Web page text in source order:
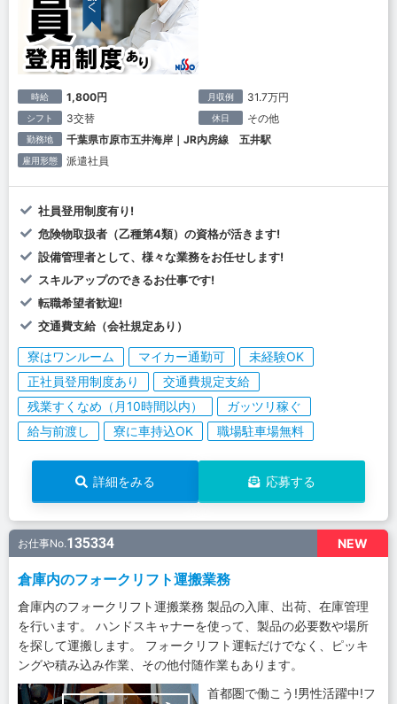
時給 1,800円 月収例 31.7万円
シフト 3交替 休日 その他
勤務地 千葉県市原市五井海岸｜JR内房線 五井駅
雇用形態 派遣社員
社員登用制度有り!
危険物取扱者（乙種第4類）の資格が活きます!
設備管理者として、様々な業務をお任せします!
スキルアップのできるお仕事です!
転職希望者歓迎!
交通費支給（会社規定あり）
寮はワンルーム マイカー通勤可
未経験OK
正社員登用制度あり
交通費規定支給
残業すくなめ（月10時間以内）
ガッツリ稼ぐ
給与前渡し
寮に車持込OK 職場駐車場無料
詳細をみる 応募する
NEW
お仕事No.135334
倉庫内のフォークリフト運搬業務
倉庫内のフォークリフト運搬業務 製品の入庫、出荷、在庫管理
を行います。 ハンドスキャナーを使って、製品の必要数や場所
を探して運搬します。 フォークリフト運転だけでなく、ピッキ
ングや積み込み作業、その他付随作業もあります。
首都圏で働こう!男性活躍中!フ